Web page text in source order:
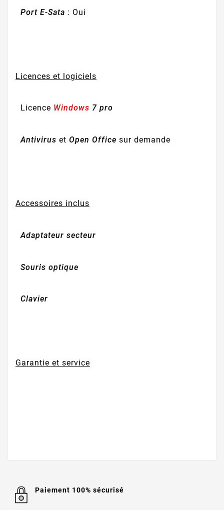
Port E-Sata : Oui
Licences et logiciels
Licence Windows 7 pro
Antivirus et Open Office sur demande
Accessoires inclus
Adaptateur secteur
Souris optique
Clavier
Garantie et service
Paiement 100% sécurisé